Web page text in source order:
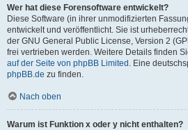
Wer hat diese Forensoftware entwickelt?
Diese Software (in ihrer unmodifizierten
entwickelt und veröffentlicht. Sie ist
der GNU General Public License, Version 2
frei vertrieben werden. Weitere Details finden
auf der Seite von phpBB Limited . Eine
phpBB.de zu finden.
Nach oben
Warum ist Funktion x oder y nicht enthalten?